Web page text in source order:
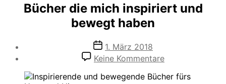
Bücher die mich inspiriert und
bewegt haben
Veröffentlichungsdatum
1. März 2018
Keine Kommentarezu
die